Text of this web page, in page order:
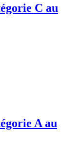
C au
A au